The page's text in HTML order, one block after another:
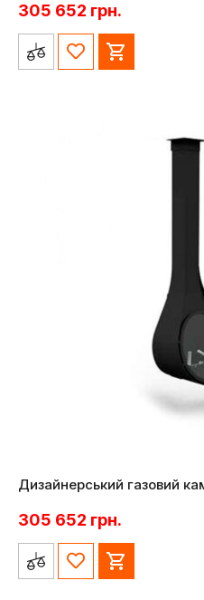
305 652 грн.
Дизайнерський газовий
305 652 грн.